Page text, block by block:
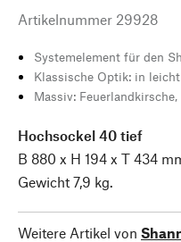
Artikelnummer 29928
Systemelement für den
Klassische Optik: in
Massiv:
Hochsockel 40 tief
B 880 x H 194 x T 434
Gewicht 7,9 kg.
Weitere Artikel von